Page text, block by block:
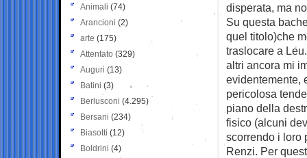
disperata, ma
Su questa
quel titolo)che
traslocare a
altri ancora mi
evidentemente,
pericolosa
piano della
fisico (alcuni
scorrendo i loro
Renzi. Per
Animali (74)
Arancioni (2)
arte (175)
Attentato (329)
Auguri (13)
Batini (3)
Berlusconi (4.295)
Bersani (234)
Biasotti (12)
Boldrini (4)